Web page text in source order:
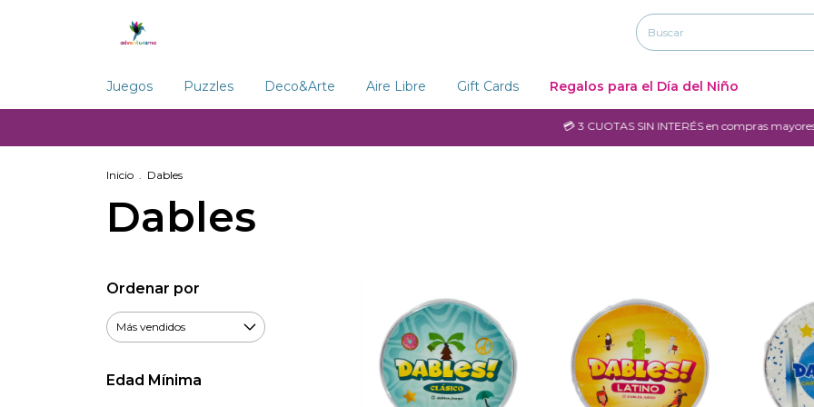
Juegos Puzzles Deco&Arte Aire Libre Gift Cards Regalos para el Día del Niño
💳 3 CUOTAS SIN INTERÉS en compras mayores
Inicio . Dables
Dables
Ordenar por
Edad Mínima